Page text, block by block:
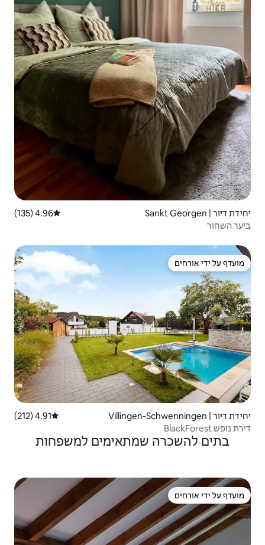
דירוג ממוצע של 4.96 מתוך 5, 135 ביקורות
4.96 (135)
דירוג ממוצע של 4.91 מתוך 5, 212 ביקורות
4.91 (212)
למשפחות